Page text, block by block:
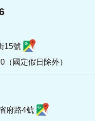
15號
國定假日除外）
府路4號